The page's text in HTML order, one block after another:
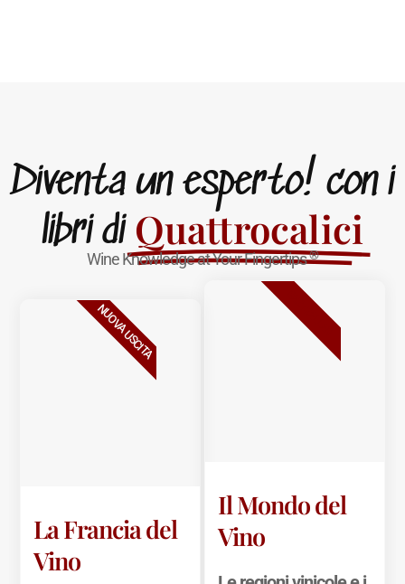
Diventa un esperto! con i
libri di Quattrocalici
Wine Knowledge at Your Fingertips®
La Francia del
Vino
NUOVA USCITA
Il Mondo del
Vino
BESTSELLER